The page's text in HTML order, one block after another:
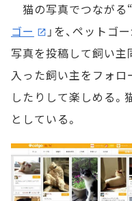
猫の写真でつながる
ゴー
」を、ペットゴ
写真を投稿して飼い主
入った飼い主をフォロ
したりして楽しめる。
としている。